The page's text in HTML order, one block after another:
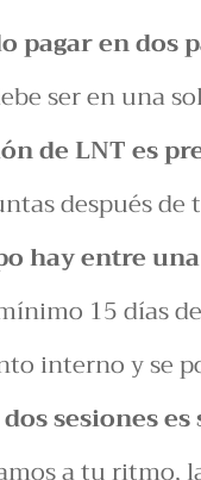
pagar en dos
ser en una
de LNT es
después de
hay entre
15 días
interno y se
dos sesiones